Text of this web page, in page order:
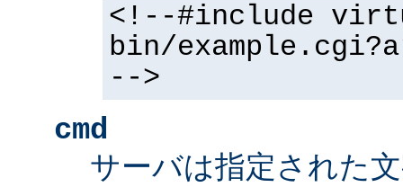
<!--#include
bin/
-->
cmd
サーバは指定された